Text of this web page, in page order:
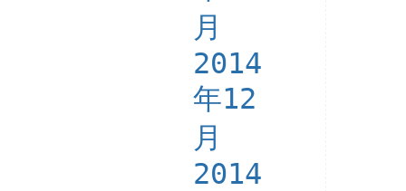
月
2014
年12
月
2014